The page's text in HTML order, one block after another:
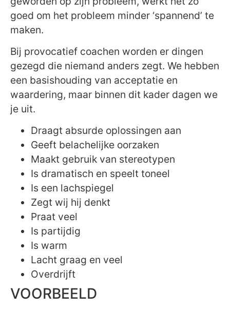
goed om het probleem minder ‘spannend’ te
maken.
Bij provocatief coachen worden er dingen
gezegd die niemand anders zegt. We hebben
een basishouding van acceptatie en
waardering, maar binnen dit kader dagen we
je uit.
Draagt absurde oplossingen aan
Geeft belachelijke oorzaken
Maakt gebruik van stereotypen
Is dramatisch en speelt toneel
Is een lachspiegel
Zegt wij hij denkt
Praat veel
Is partijdig
Is warm
Lacht graag en veel
Overdrijft
VOORBEELD